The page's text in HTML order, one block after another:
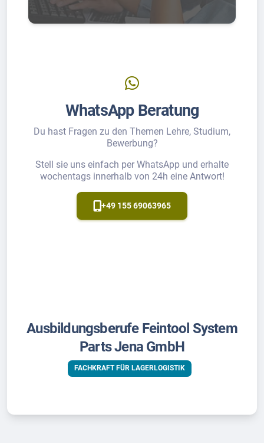
WhatsApp Beratung
Du hast Fragen zu den Themen Lehre, Studium,
Bewerbung?
Stell sie uns einfach per WhatsApp und erhalte
wochentags innerhalb von 24h eine Antwort!
+49 155 69063965
Ausbildungsberufe Feintool System
Parts Jena GmbH
FACHKRAFT FÜR LAGERLOGISTIK